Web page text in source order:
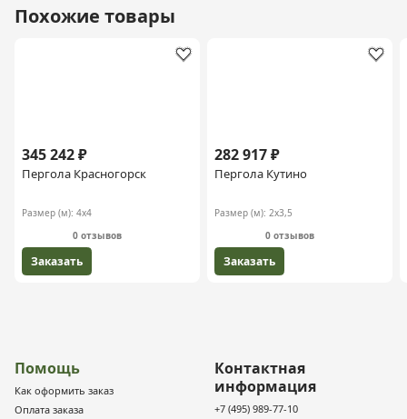
Похожие товары
345 242 ₽
Пергола Красногорск
Размер (м): 4х4
0 отзывов
Заказать
282 917 ₽
Пергола Кутино
Размер (м): 2х3,5
0 отзывов
Заказать
Помощь
Как оформить заказ
Оплата заказа
Контактная
информация
+7 (495) 989-77-10